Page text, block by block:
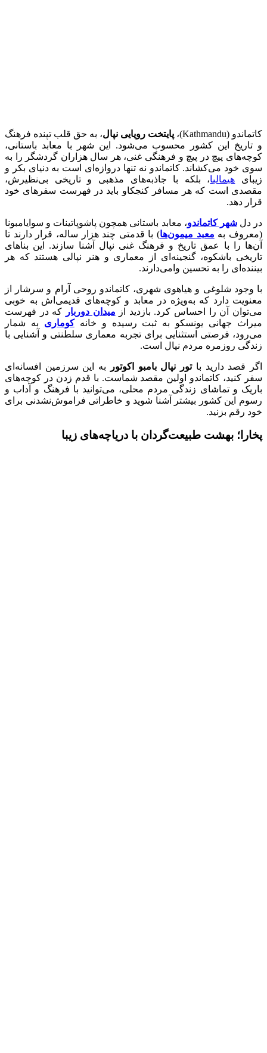
کاتماندو (Kathmandu)، پایتخت رویایی نپال، به حق قلب تپنده‌ فرهنگ
و تاریخ این کشور محسوب می‌شود. این شهر با معابد باستانی،
کوچه‌های پیچ در پیچ و فرهنگی غنی، هر سال هزاران گردشگر را به
سوی خود می‌کشاند. کاتماندو نه تنها دروازه‌ای است به دنیای بکر و
زیبای هیمالیا، بلکه با جاذبه‌های مذهبی و تاریخی بی‌نظیرش،
مقصدی است که هر مسافر کنجکاو باید در فهرست سفرهای خود
قرار دهد.
در دلشهر کاتماندو، معابد باستانی همچون پاشوپاتینات و سوا‌یامبونا
(معروف به معبد میمون‌ها) با قدمتی چند هزار ساله، قرار دارند تا
آن‌ها را با عمق تاریخ و فرهنگ غنی نپال آشنا سازند. این بناهای
تاریخی باشکوه، گنجینه‌ای از معماری و هنر نپالی هستند که هر
بیننده‌ای را به تحسین وامی‌دارند.
با وجود شلوغی و هیاهوی شهری، کاتماندو روحی آرام و سرشار از
معنویت دارد که به‌ویژه در معابد و کوچه‌های قدیمی‌اش به خوبی
می‌توان آن را احساس کرد. بازدید از میدان دوربار که در فهرست
میراث جهانی یونسکو به ثبت رسیده و خانهکوماری به شمار
می‌رود، فرصتی استثنایی برای تجربه معماری سلطنتی و آشنایی با
زندگی روزمره مردم نپال است.
اگر قصد دارید باتور نپال بامبو اکوتور
به این سرزمین افسانه‌ای
سفر کنید، کاتماندو اولین مقصد شماست. با قدم زدن در کوچه‌های
باریک و تماشای زندگی مردم محلی، می‌توانید با فرهنگ و آداب و
رسوم این کشور بیشتر آشنا شوید و خاطراتی فراموش‌نشدنی برای
خود رقم بزنید.
پخارا؛ بهشت طبیعت‌گردان با دریاچه‌های زیبا